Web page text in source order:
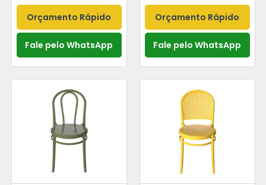
Orçamento Rápido
Fale pelo WhatsApp
Orçamento Rápido
Fale pelo WhatsApp